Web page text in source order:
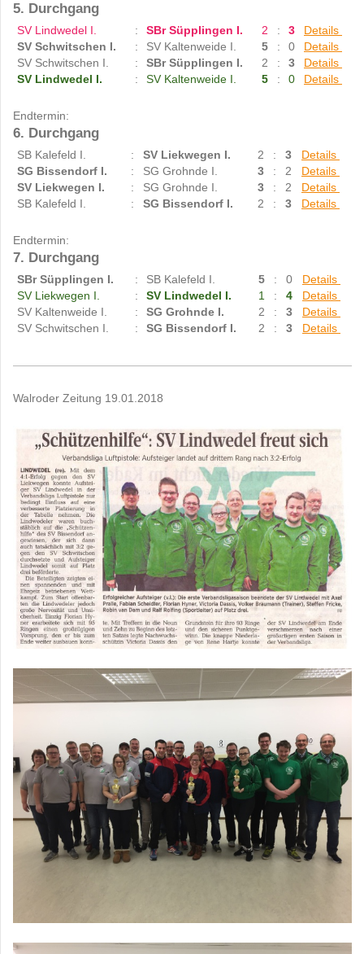
5. Durchgang
SV Lindwedel I.
SV Schwitschen I.
SV Schwitschen I.
SV Lindwedel I.
:
:
:
:
SBr Süpplingen I.
SV Kaltenweide I.
SBr Süpplingen I.
SV Kaltenweide I.
2
5
2
5
:
:
:
:
3
0
3
0
Details
Details
Details
Details
Endtermin:
6. Durchgang
SB Kalefeld I.
SG Bissendorf I.
SV Liekwegen I.
SB Kalefeld I.
:
:
:
:
SV Liekwegen I.
SG Grohnde I.
SG Grohnde I.
SG Bissendorf I.
2
3
3
2
:
:
:
:
3
2
2
3
Details
Details
Details
Details
Endtermin:
7. Durchgang
SBr Süpplingen I.
SV Liekwegen I.
SV Kaltenweide I.
SV Schwitschen I.
:
:
:
:
SB Kalefeld I.
SV Lindwedel I.
SG Grohnde I.
SG Bissendorf I.
5
1
2
2
:
:
:
:
0
4
3
3
Details
Details
Details
Details
Walroder Zeitung 19.01.2018